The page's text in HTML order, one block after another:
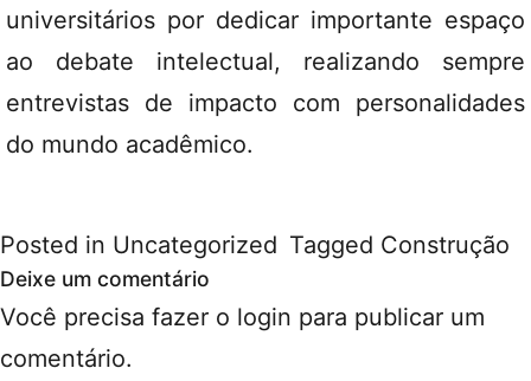
universitários por dedicar importante espaço
ao debate intelectual, realizando sempre
entrevistas de impacto com personalidades
do mundo acadêmico.
Posted in Uncategorized Tagged Construção
Deixe um comentário
Você precisa fazer o login para publicar um
comentário.